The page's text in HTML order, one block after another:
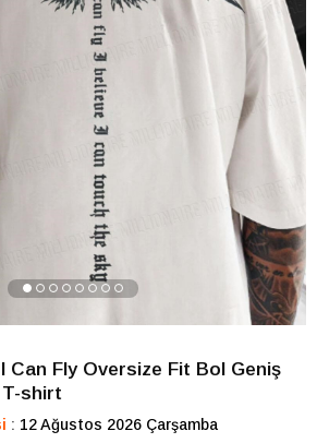
Can Fly Oversize Fit Bol Geniş
T-shirt
: 12 Ağustos 2026 Çarşamba